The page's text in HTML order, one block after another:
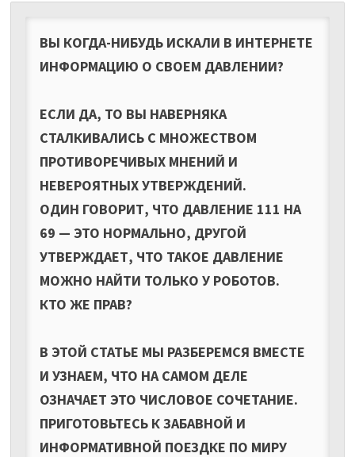
ВЫ КОГДА-НИБУДЬ ИСКАЛИ В ИНТЕРНЕТЕ
ИНФОРМАЦИЮ О СВОЕМ ДАВЛЕНИИ?
ЕСЛИ ДА, ТО ВЫ НАВЕРНЯКА
СТАЛКИВАЛИСЬ С МНОЖЕСТВОМ
ПРОТИВОРЕЧИВЫХ МНЕНИЙ И
НЕВЕРОЯТНЫХ УТВЕРЖДЕНИЙ.
ОДИН ГОВОРИТ, ЧТО ДАВЛЕНИЕ 111 НА
69 — ЭТО НОРМАЛЬНО, ДРУГОЙ
УТВЕРЖДАЕТ, ЧТО ТАКОЕ ДАВЛЕНИЕ
МОЖНО НАЙТИ ТОЛЬКО У РОБОТОВ.
КТО ЖЕ ПРАВ?
В ЭТОЙ СТАТЬЕ МЫ РАЗБЕРЕМСЯ ВМЕСТЕ
И УЗНАЕМ, ЧТО НА САМОМ ДЕЛЕ
ОЗНАЧАЕТ ЭТО ЧИСЛОВОЕ СОЧЕТАНИЕ.
ПРИГОТОВЬТЕСЬ К ЗАБАВНОЙ И
ИНФОРМАТИВНОЙ ПОЕЗДКЕ ПО МИРУ